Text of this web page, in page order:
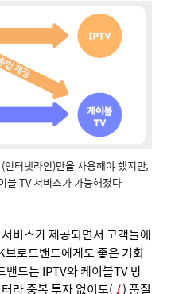
터넷라인)만을 사용해야 했지만,
블 TV 서비스가 가능해졌다
서비스가 제공되면서 고객들에
브로드밴드에게도 좋은 기회
밴드는 IPTV와 케이블TV방
라중복 투자 없이도(!)품질